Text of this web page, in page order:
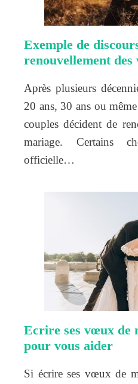
Exemple de
renouvellement
Après plusieurs
20 ans, 30 ans ou
couples décident de
mariage. Certains
officielle…
Ecrire ses vœux de
pour vous aider
Si écrire ses vœux de